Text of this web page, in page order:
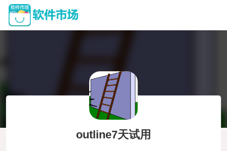
outline7天试用